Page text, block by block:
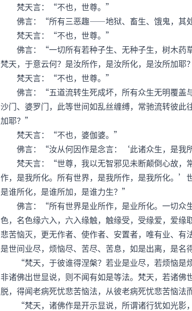
梵天言：“不也，世尊。”
佛言：“所有三恶趣——地狱、畜生、饿鬼，其处
梵天言：“不也，世尊。”
佛言：“一切所有若种子生、无种子生，树木药草
梵天，于意云何？是汝所作，是汝所化，是汝所加耶
梵天言：“不也，世尊。”
佛言：“五道流转生死成坏，所有众生无明覆盖与
沙门、婆罗门，此等世间如乱丝缠缚，常驰流转彼
加耶？”
梵天言：“不也，婆伽婆。”
佛言：“汝从何因作是念言：‘此诸众生，是我所
梵天言：“世尊，我以无智邪见未断颠倒心故，
作，是我所化。所有世界，是我所作，是我所化。’
是谁所化，是谁所加，是谁力生？”
佛言：“所有世界是业所作，是业所化。一切众
色，名色缘六入，六入缘触，触缘受，受缘爱，爱
悲苦恼灭，更无作者、使作者、安置者，唯有业、
是世间业尽，烦恼尽、苦尽、苦息，如是出离，是名
“梵天，于彼谁得涅槃？若业是业尽，若烦恼是
非诸佛出世显说，则不闻有如是等法。梵天，若诸
脱，得闻老病死忧悲苦恼法，从彼老病死忧悲苦恼法
“梵天，诸佛作是开示显说，所谓诸行犹如光影